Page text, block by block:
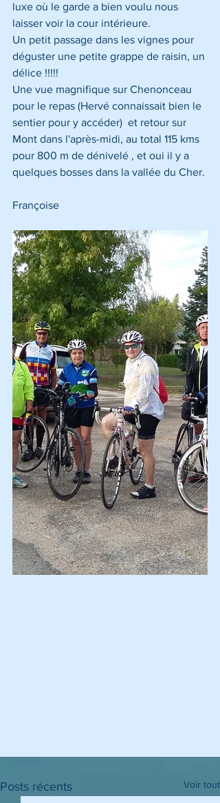
luxe où le garde a bien voulu nous
laisser voir la cour intérieure.
Un petit passage dans les vignes pour
déguster une petite grappe de raisin, un
délice !!!!!
Une vue magnifique sur Chenonceau
pour le repas (Hervé connaissait bien le
sentier pour y accéder)  et retour sur
Mont dans l'après-midi, au total 115 kms
pour 800 m de dénivelé , et oui il y a
quelques bosses dans la vallée du Cher.
Françoise
Posts récents Voir tout